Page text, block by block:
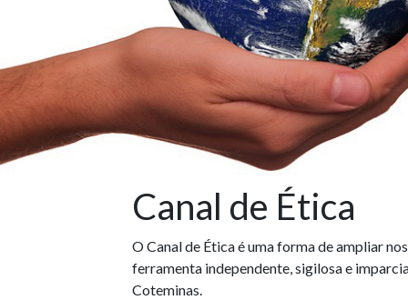
Canal de Ética
O Canal de Ética é uma forma de ampliar
ferramenta independente, sigilosa e
Coteminas.